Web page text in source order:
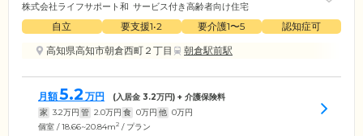
株式会社ライフサポート和 サービス付き高齢者向け住宅
自立 要支援1•2 要介護1〜5
認知症可
高知県高知市朝倉西町２丁目
朝倉駅前駅
月額5.2 万円 (入居金 3.2万円) + 介護保険料
家 3.2万円 管 2.0万円 食 0万円 他 0万円
個室 / 18.66~20.84m2 / プラン